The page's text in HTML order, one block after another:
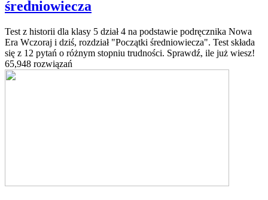
średniowiecza
Test z historii dla klasy 5 dział 4 na podstawie podręcznika Nowa
Era Wczoraj i dziś, rozdział "Początki średniowiecza". Test składa
się z 12 pytań o różnym stopniu trudności. Sprawdź, ile już wiesz!
65,948 rozwiązań